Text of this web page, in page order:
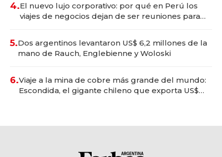
4.El nuevo lujo corporativo: por qué en Perú los
viajes de negocios dejan de ser reuniones para
5.Dos argentinos levantaron US$ 6,2 millones de la
mano de Rauch, Englebienne y Woloski
6.Viaje a la mina de cobre más grande del mundo:
Escondida, el gigante chileno que exporta US$